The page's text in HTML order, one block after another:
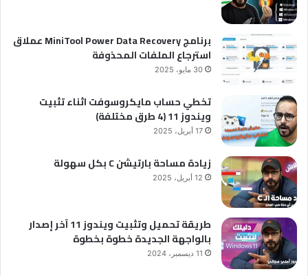
برنامج MiniTool Power Data Recovery عملاق
استرجاع الملفات المحذوفة
30 مايو، 2025
تخطي حساب مايكروسوفت اثناء تثبيت
ويندوز 11 (4 طرق مختلفة)
17 أبريل، 2025
زيادة مساحة بارتيشن C بكل سهولة
12 أبريل، 2025
طريقة تحميل وتثبيت ويندوز 11 آخر إصدار
بالواجهة الجديدة خطوة بخطوة
11 ديسمبر، 2024